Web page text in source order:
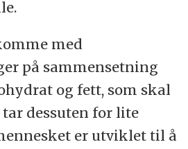
med
på sammensetning
og fett, som skal
dessuten for lite
er utviklet til å